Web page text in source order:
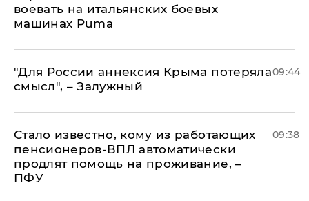
воевать на итальянских боевых
машинах Puma
"Для России аннексия Крыма потеряла
смысл", – Залужный
09:44
Стало известно, кому из работающих
пенсионеров-ВПЛ автоматически
продлят помощь на проживание, –
ПФУ
09:38